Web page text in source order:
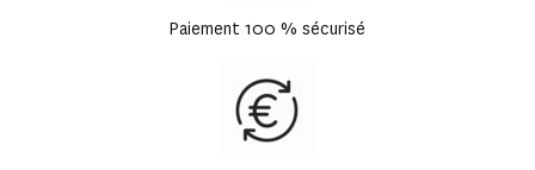
Paiement 100 % sécurisé